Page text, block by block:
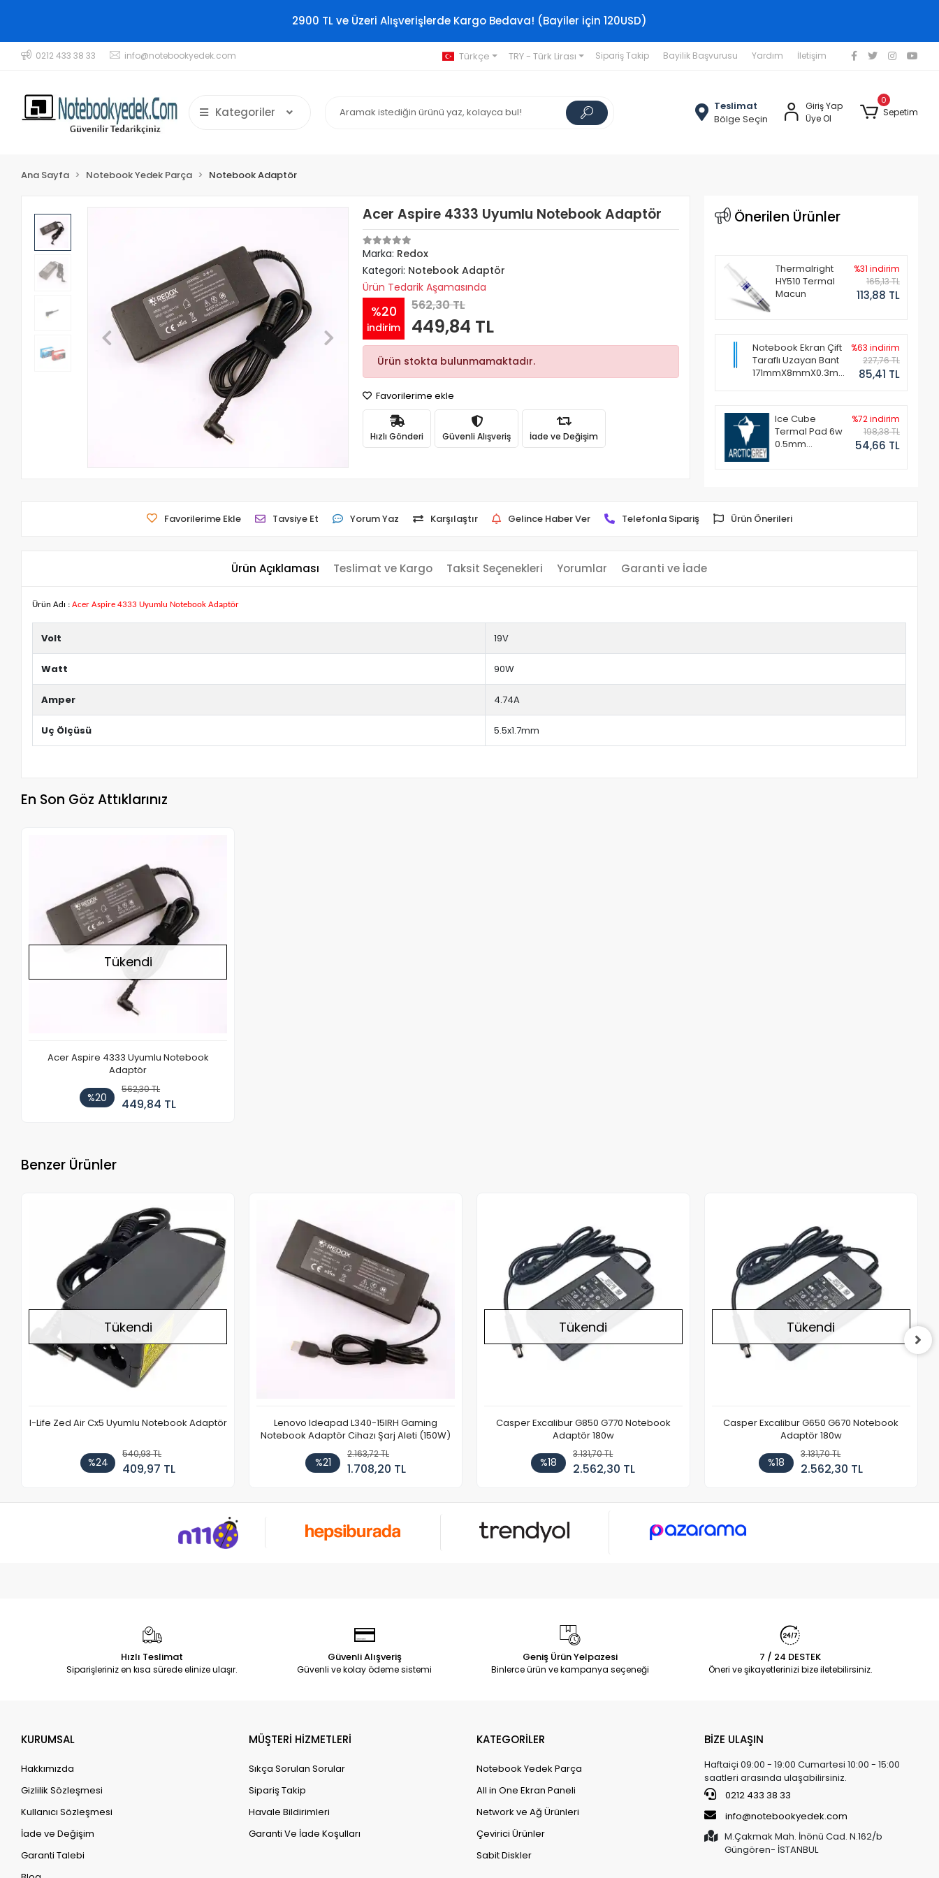
2900 TL ve Üzeri Alışverişlerde Kargo Bedava! (Bayiler için 120USD)
0212 433 38 33 info@notebookyedek.com Türkçe TRY - Türk Lirası Sipariş Takip Bayilik Başvurusu Yardım İletişim
Kategoriler
Teslimat
Bölge Seçin
Giriş Yap
Üye Ol
0
Sepetim
Ana Sayfa Notebook Yedek Parça Notebook Adaptör
Acer Aspire 4333 Uyumlu Notebook Adaptör
Marka: Redox
Kategori: Notebook Adaptör
Ürün Tedarik Aşamasında
%20
indirim
562,30 TL
449,84 TL
Ürün stokta bulunmamaktadır.
Favorilerime ekle
Hızlı Gönderi Güvenli Alışveriş İade ve Değişim
Önerilen Ürünler
Thermalright
HY510 Termal
Macun
%31 indirim
165,13 TL
113,88 TL
Notebook Ekran Çift
Taraflı Uzayan Bant
171mmX8mmX0.3mm
%63 indirim
227,76 TL
85,41 TL
Ice Cube
Termal Pad 6w
0.5mm
%72 indirim
198,38 TL
54,66 TL
Favorilerime Ekle Tavsiye Et Yorum Yaz Karşılaştır Gelince Haber Ver Telefonla Sipariş Ürün Önerileri
Ürün Açıklaması Teslimat ve Kargo Taksit Seçenekleri Yorumlar Garanti ve İade
Ürün Adı : Acer Aspire 4333 Uyumlu Notebook Adaptör
Volt 19V
Watt 90W
Amper 4.74A
Uç Ölçüsü 5.5x1.7mm
En Son Göz Attıklarınız
Tükendi
Acer Aspire 4333 Uyumlu Notebook
Adaptör
%20
562,30 TL
449,84 TL
Benzer Ürünler
Tükendi
I-Life Zed Air Cx5 Uyumlu Notebook Adaptör
%24
540,93 TL
409,97 TL
Lenovo Ideapad L340-15IRH Gaming
Notebook Adaptör Cihazı Şarj Aleti (150W)
%21
2.163,72 TL
1.708,20 TL
Tükendi
Casper Excalibur G850 G770 Notebook
Adaptör 180w
%18
3.131,70 TL
2.562,30 TL
Tükendi
Casper Excalibur G650 G670 Notebook
Adaptör 180w
%18
3.131,70 TL
2.562,30 TL
Hızlı Teslimat
Siparişleriniz en kısa sürede elinize ulaşır.
Güvenli Alışveriş
Güvenli ve kolay ödeme sistemi
Geniş Ürün Yelpazesi
Binlerce ürün ve kampanya seçeneği
7 / 24 DESTEK
Öneri ve şikayetlerinizi bize iletebilirsiniz.
KURUMSAL
Hakkımızda
Gizlilik Sözleşmesi
Kullanıcı Sözleşmesi
İade ve Değişim
Garanti Talebi
MÜŞTERİ HİZMETLERİ
Sıkça Sorulan Sorular
Sipariş Takip
Havale Bildirimleri
Garanti Ve İade Koşulları
KATEGORİLER
Notebook Yedek Parça
All in One Ekran Paneli
Network ve Ağ Ürünleri
Çevirici Ürünler
Sabit Diskler
BİZE ULAŞIN
Haftaiçi 09:00 - 19:00 Cumartesi 10:00 - 15:00
saatleri arasında ulaşabilirsiniz.
0212 433 38 33
info@notebookyedek.com
M.Çakmak Mah. İnönü Cad. N.162/b
Güngören- İSTANBUL